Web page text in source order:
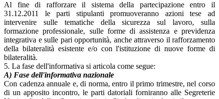
Al fine di rafforzare il sistema della partecipazione entro il
31.12.2011 le parti stipulanti promuoveranno azioni tese ad
intervenire sulle tematiche della sicurezza sul lavoro, sulla
formazione professionale, sulle forme di assistenza e previdenza
integrativa e sulle pari opportunità, anche attraverso il rafforzamento
della bilateralità esistente e/o con l'istituzione di nuove forme di
bilateralità.
5. La fase dell'informativa si articola come segue:
A) Fase dell'informativa nazionale
Con cadenza annuale e, di norma, entro il primo trimestre, nel corso
di un apposito incontro, le parti datoriali forniranno alle Segreterie